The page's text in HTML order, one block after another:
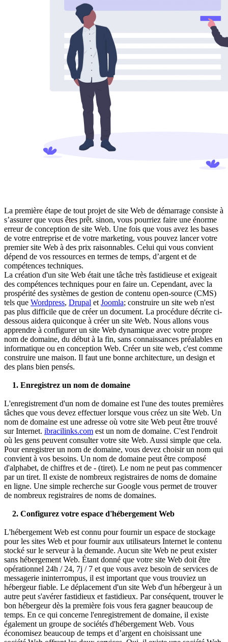
La première étape de tout projet de site Web de démarrage consiste à
s’assurer que vous êtes prêt. sinon, vous pourriez faire une énorme
erreur de conception de site Web. Une fois que vous avez les bases
de votre entreprise et de votre marketing, vous pouvez lancer votre
premier site Web à des prix raisonnables. Celui qui vous convient
dépend de vos ressources en termes de temps, d’argent et de
compétences techniques.
La création d'un site Web était une tâche très fastidieuse et exigeait
des compétences techniques pour en faire un. Cependant, avec la
prospérité des systèmes de gestion de contenu open-source (CMS)
tels que Wordpress, Drupal et Joomla; construire un site web n'est
pas plus difficile que de créer un document. La procédure décrite ci-
dessous aidera quiconque à créer un site Web. Nous allons vous
apprendre à configurer un site Web dynamique avec votre propre
nom de domaine, du début à la fin, sans connaissances préalables en
informatique ou en conception Web. Créer un site web, c'est comme
construire une maison. Il faut une bonne architecture, un design et
des plans bien pensés.
1. Enregistrez un nom de domaine
L'enregistrement d'un nom de domaine est l'une des toutes premières
tâches que vous devez effectuer lorsque vous créez un site Web. Un
nom de domaine est une adresse où votre site Web peut être trouvé
sur Internet. ibracilinks.com est un nom de domaine. C'est l'endroit
où les gens peuvent consulter votre site Web. Aussi simple que cela.
Pour enregistrer un nom de domaine, vous devez choisir un nom qui
convient à vos besoins. Un nom de domaine peut être composé
d'alphabet, de chiffres et de - (tiret). Le nom ne peut pas commencer
par un tiret. Il existe de nombreux registraires de noms de domaine
en ligne. Une simple recherche sur Google vous permet de trouver
de nombreux registraires de noms de domaines.
2. Configurez votre espace d'hébergement Web
L'hébergement Web est connu pour fournir un espace de stockage
pour les sites Web et pour fournir aux utilisateurs Internet le contenu
stocké sur le serveur à la demande. Aucun site Web ne peut exister
sans hébergement Web. Étant donné que votre site Web doit être
opérationnel 24h / 24, 7j / 7 et que vous avez besoin de services de
messagerie ininterrompus, il est important que vous trouviez un
hébergeur fiable. Le déplacement d'un site Web d'un hébergeur à un
autre peut s'avérer fastidieux et fastidieux. Par conséquent, trouver le
bon hébergeur dès la première fois vous fera gagner beaucoup de
temps. En ce qui concerne l'enregistrement de domaine, il existe
également un groupe de sociétés d'hébergement Web. Vous
économisez beaucoup de temps et d’argent en choisissant une